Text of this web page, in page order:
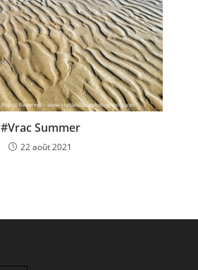
#Vrac Summer
22 août 2021